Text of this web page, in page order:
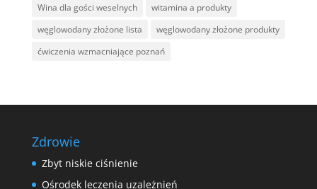
Wina dla gości weselnych
witamina a produkty
węglowodany złożone lista
węglowodany złożone produkty
ćwiczenia wzmacniające poznań
Zdrowie
Zbyt niskie ciśnienie
Ośrodek leczenia uzależnień